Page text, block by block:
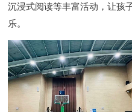
沉浸式阅读等丰富活动，让孩
乐。